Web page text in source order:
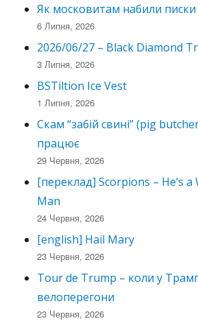
Як московитам набили писки
6 Липня, 2026
2026/06/27 – Black Diamond
3 Липня, 2026
BSTiltion Ice Vest
1 Липня, 2026
Скам “забій свині” (pig
працює
29 Червня, 2026
[переклад] Scorpions – He’s a
Man
24 Червня, 2026
[english] Hail Mary
23 Червня, 2026
Tour de Trump – коли у
велоперегони
23 Червня, 2026